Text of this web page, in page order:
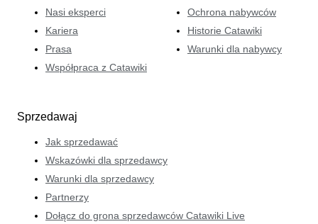
Nasi eksperci
Kariera
Prasa
Współpraca z Catawiki
Ochrona nabywców
Historie Catawiki
Warunki dla nabywcy
Sprzedawaj
Jak sprzedawać
Wskazówki dla sprzedawcy
Warunki dla sprzedawcy
Partnerzy
Dołącz do grona sprzedawców Catawiki Live